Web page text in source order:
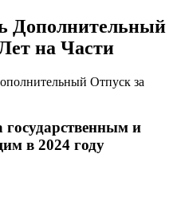
Дополнительный
на Части
Отпуск за
государственным и
в 2024 году